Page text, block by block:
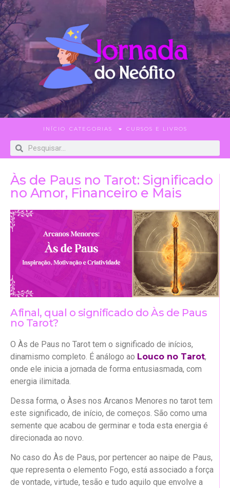
INÍCIO CATEGORIAS CURSOS E LIVROS
Às de Paus no Tarot: Significado
no Amor, Financeiro e Mais
Afinal, qual o significado do Às de Paus
no Tarot?
O Às de Paus no Tarot tem o significado de inícios,
dinamismo completo. É análogo ao Louco no Tarot,
onde ele inicia a jornada de forma entusiasmada, com
energia ilimitada.
Dessa forma, o Àses nos Arcanos Menores no tarot tem
este significado, de início, de começos. São como uma
semente que acabou de germinar e toda esta energia é
direcionada ao novo.
No caso do Às de Paus, por pertencer ao naipe de Paus,
que representa o elemento Fogo, está associado a força
de vontade, virtude, tesão e tudo aquilo que envolve a